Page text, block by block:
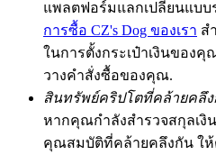
USDT New User Exclusive
USDT Flexible Staking |
แพลตฟอร์มแลกเปลี่ยนแบ
การซื้อ CZ's Dog ของเรา ส
ในการตั้งกระเป๋าเงินของ
วางคำสั่งซื้อของคุณ.
สินทรัพย์คริปโตที่คล้ายคลึง
หากคุณกำลังสำรวจสกุลเ
คุณสมบัติที่คล้ายคลึงกัน ให้